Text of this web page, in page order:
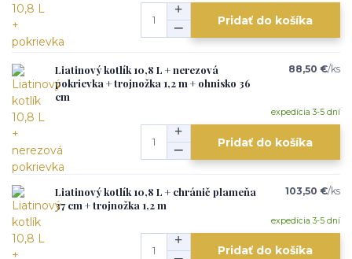
Pridať do košíka
Liatinový kotlík 10,8 L + nerezová
pokrievka + trojnožka 1,2 m + ohnisko 36
cm
88,50 €/ks
expedícia 3-5 dní
Pridať do košíka
Liatinový kotlík 10,8 L + chránič plameňa
37 cm + trojnožka 1,2 m
103,50 €/ks
expedícia 3-5 dní
Pridať do košíka